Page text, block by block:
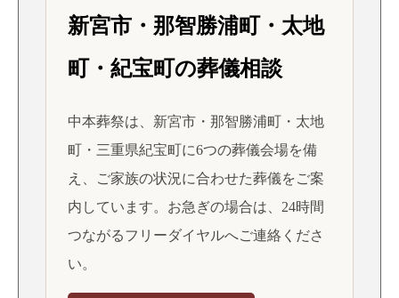
新宮市・那智勝浦町・太地
町・紀宝町の葬儀相談
中本葬祭は、新宮市・那智勝浦町・太地
町・三重県紀宝町に6つの葬儀会場を備
え、ご家族の状況に合わせた葬儀をご案
内しています。お急ぎの場合は、24時間
つながるフリーダイヤルへご連絡くださ
い。